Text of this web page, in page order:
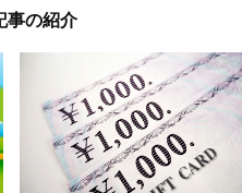
宿 体験 ギフト クーポ
プレゼント 贈答 母の
日 25-09
事の紹介